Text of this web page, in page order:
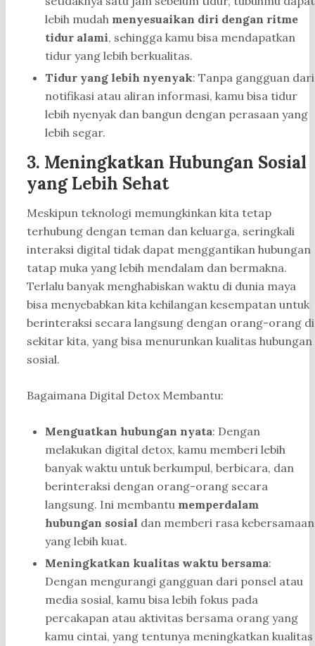
lebih mudah menyesuaikan diri dengan ritme
tidur alami, sehingga kamu bisa mendapatkan
tidur yang lebih berkualitas.
Tidur yang lebih nyenyak: Tanpa gangguan dari
notifikasi atau aliran informasi, kamu bisa tidur
lebih nyenyak dan bangun dengan perasaan yang
lebih segar.
3. Meningkatkan Hubungan Sosial
yang Lebih Sehat
Meskipun teknologi memungkinkan kita tetap
terhubung dengan teman dan keluarga, seringkali
interaksi digital tidak dapat menggantikan hubungan
tatap muka yang lebih mendalam dan bermakna.
Terlalu banyak menghabiskan waktu di dunia maya
bisa menyebabkan kita kehilangan kesempatan untuk
berinteraksi secara langsung dengan orang-orang di
sekitar kita, yang bisa menurunkan kualitas hubungan
sosial.
Bagaimana Digital Detox Membantu:
Menguatkan hubungan nyata: Dengan
melakukan digital detox, kamu memberi lebih
banyak waktu untuk berkumpul, berbicara, dan
berinteraksi dengan orang-orang secara
langsung. Ini membantu memperdalam
hubungan sosial dan memberi rasa kebersamaan
yang lebih kuat.
Meningkatkan kualitas waktu bersama:
Dengan mengurangi gangguan dari ponsel atau
media sosial, kamu bisa lebih fokus pada
percakapan atau aktivitas bersama orang yang
kamu cintai, yang tentunya meningkatkan kualitas